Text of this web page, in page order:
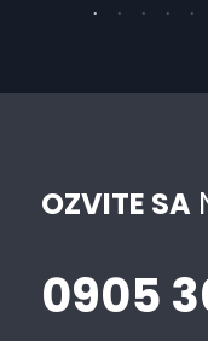
OZVITE SA
0905